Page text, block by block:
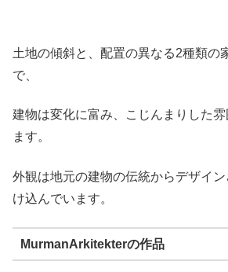
土地の傾斜と、配置の異なる2種類の
で、
建物は変化に富み、こじんまりした
ます。
外観は地元の建物の伝統からデザイ
け込んでいます。
MurmanArkitekterの作品